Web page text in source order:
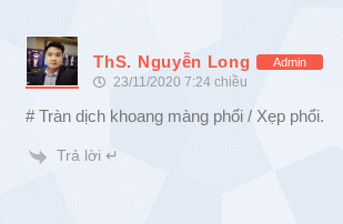
ThS. Nguyễn Long Admin
23/11/2020 7:24 chiều
# Tràn dịch khoang màng phổi / Xẹp phổi.
Trả lời ↵